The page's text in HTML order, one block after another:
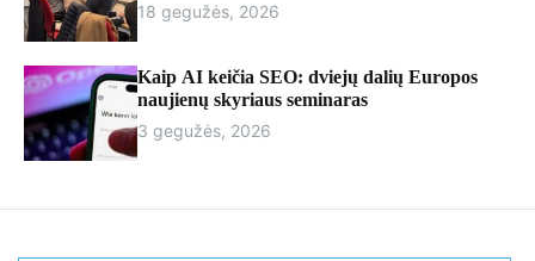
18 gegužės, 2026
Kaip AI keičia SEO: dviejų dalių Europos
naujienų skyriaus seminaras
3 gegužės, 2026